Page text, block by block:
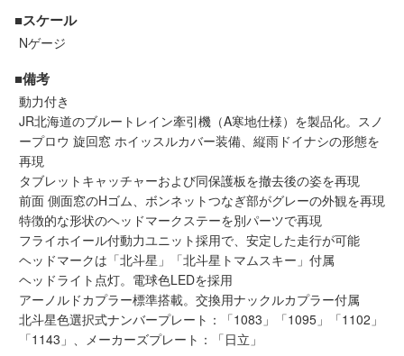
中部
中国・四国
お役立ち情報
鉄道模型の情報 商品レビュー
メルマガ登録 LINEお友達登録
Infomation
■スケール
Nゲージ
■備考
動力付き
JR北海道のブルートレイン牽引機（A寒地仕様）を製品化。スノ
ープロウ 旋回窓 ホイッスルカバー装備、縦雨ドイナシの形態を
再現
タブレットキャッチャーおよび同保護板を撤去後の姿を再現
前面 側面窓のHゴム、ボンネットつなぎ部がグレーの外観を再現
特徴的な形状のヘッドマークステーを別パーツで再現
フライホイール付動力ユニット採用で、安定した走行が可能
ヘッドマークは「北斗星」「北斗星トマムスキー」付属
ヘッドライト点灯。電球色LEDを採用
アーノルドカプラー標準搭載。交換用ナックルカプラー付属
北斗星色選択式ナンバープレート：「1083」「1095」「1102」
「1143」、メーカーズプレート：「日立」